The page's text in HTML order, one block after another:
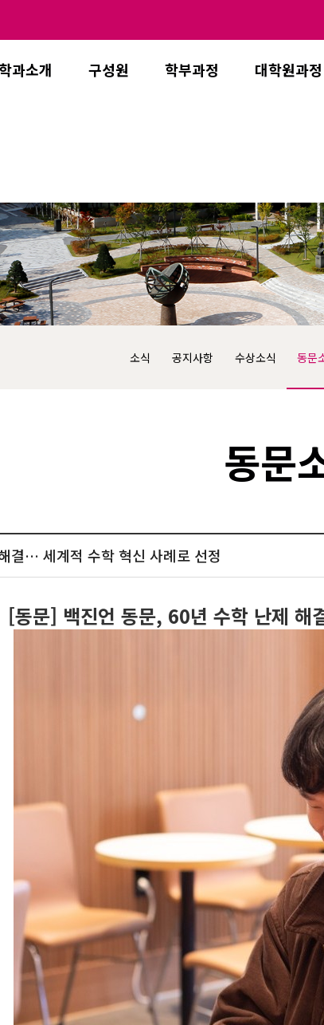
과소개 구성원 학부과정 대학원과정
소식 공지사항 수상소식 동문
동문
결… 세계적 수학 혁신 사례로 선정
[동문] 백진언 동문, 60년 수학 난제